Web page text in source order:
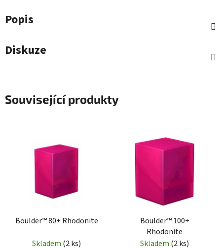
Popis
Diskuze
Související produkty
Boulder™ 80+ Rhodonite
Skladem (2 ks)
Boulder™ 100+
Rhodonite
Skladem (2 ks)